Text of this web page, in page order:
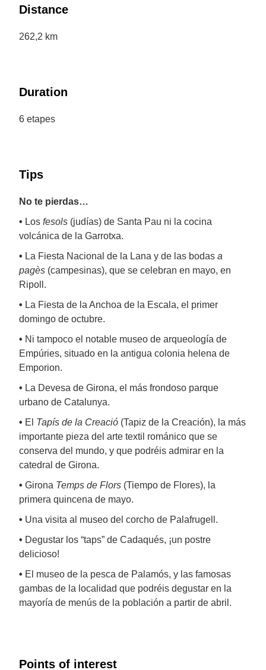
Distance
262,2 km
Duration
6 etapes
Tips
No te pierdas…
• Los fesols (judías) de Santa Pau ni la cocina
volcánica de la Garrotxa.
• La Fiesta Nacional de la Lana y de las bodas a
pagès (campesinas), que se celebran en mayo, en
Ripoll.
• La Fiesta de la Anchoa de la Escala, el primer
domingo de octubre.
• Ni tampoco el notable museo de arqueología de
Empúries, situado en la antigua colonia helena de
Emporion.
• La Devesa de Girona, el más frondoso parque
urbano de Catalunya.
• El Tapís de la Creació (Tapiz de la Creación), la más
importante pieza del arte textil románico que se
conserva del mundo, y que podréis admirar en la
catedral de Girona.
• Girona Temps de Flors (Tiempo de Flores), la
primera quincena de mayo.
• Una visita al museo del corcho de Palafrugell.
• Degustar los “taps” de Cadaqués, ¡un postre
delicioso!
• El museo de la pesca de Palamós, y las famosas
gambas de la localidad que podréis degustar en la
mayoría de menús de la población a partir de abril.
Points of interest